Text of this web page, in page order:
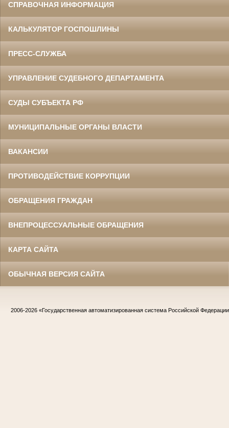
СПРАВОЧНАЯ ИНФОРМАЦИЯ
КАЛЬКУЛЯТОР ГОСПОШЛИНЫ
ПРЕСС-СЛУЖБА
УПРАВЛЕНИЕ СУДЕБНОГО ДЕПАРТАМЕНТА
СУДЫ СУБЪЕКТА РФ
МУНИЦИПАЛЬНЫЕ ОРГАНЫ ВЛАСТИ
ВАКАНСИИ
ПРОТИВОДЕЙСТВИЕ КОРРУПЦИИ
ОБРАЩЕНИЯ ГРАЖДАН
ВНЕПРОЦЕССУАЛЬНЫЕ ОБРАЩЕНИЯ
КАРТА САЙТА
ОБЫЧНАЯ ВЕРСИЯ САЙТА
2006-2026 «Государственная автоматизированная система Российской